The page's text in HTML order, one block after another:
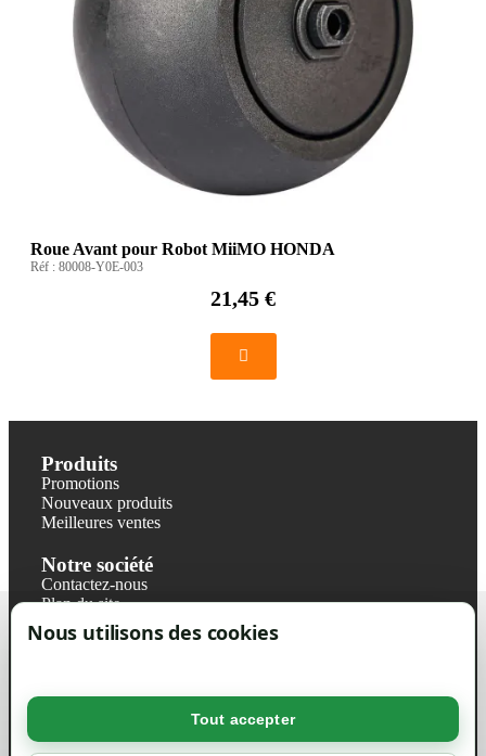
Nous utilisons des cookies
Tout accepter
Roue Avant pour Robot MiiMO HONDA
Réf : 80008-Y0E-003
21,45 €
Produits
Promotions
Nouveaux produits
Meilleures ventes
Notre société
Contactez-nous
Plan du site
Magasin
Mentions légales
Politique de confidentialité RGPD
Votre compte